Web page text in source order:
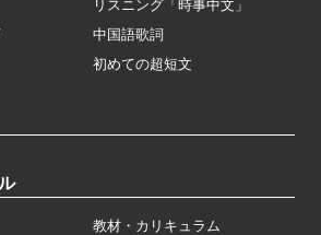
リスニング「時事中文」
中国語歌詞
初めての超短文
教材・カリキュラム